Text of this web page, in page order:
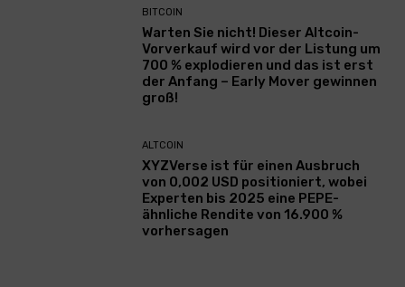
BITCOIN
Warten Sie nicht! Dieser Altcoin-
Vorverkauf wird vor der Listung um
700 % explodieren und das ist erst
der Anfang – Early Mover gewinnen
groß!
ALTCOIN
XYZVerse ist für einen Ausbruch
von 0,002 USD positioniert, wobei
Experten bis 2025 eine PEPE-
ähnliche Rendite von 16.900 %
vorhersagen